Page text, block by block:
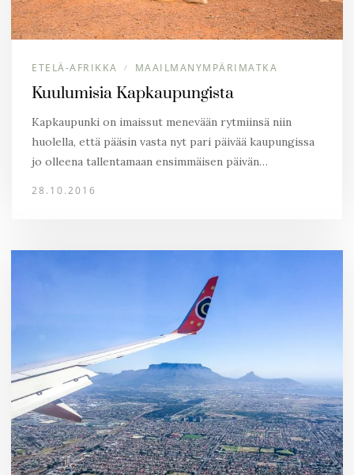
ETELÄ-AFRIKKA / MAAILMANYMPÄRIMATKA
Kuulumisia Kapkaupungista
Kapkaupunki on imaissut menevään rytmiinsä niin
huolella, että pääsin vasta nyt pari päivää kaupungissa
jo olleena tallentamaan ensimmäisen päivän…
28.10.2016